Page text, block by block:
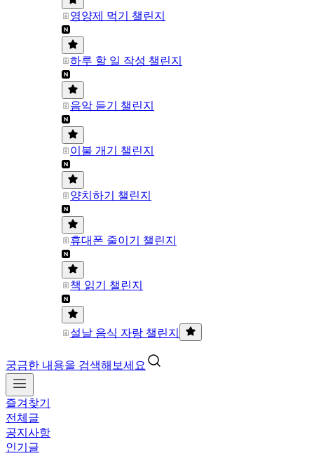
영양제 먹기 챌린지
하루 할 일 작성 챌린지
음악 듣기 챌린지
이불 개기 챌린지
양치하기 챌린지
휴대폰 줄이기 챌린지
책 읽기 챌린지
설날 음식 자랑 챌린지
궁금한 내용을 검색해보세요
즐겨찾기
전체글
공지사항
인기글